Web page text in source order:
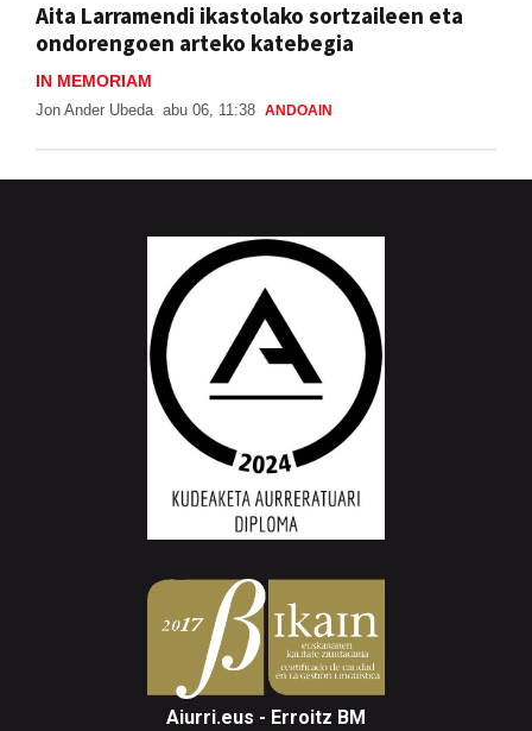
Aita Larramendi ikastolako sortzaileen eta
ondorengoen arteko katebegia
IN MEMORIAM
Jon Ander Ubeda abu 06, 11:38 ANDOAIN
Aiurri.eus - Erroitz BM